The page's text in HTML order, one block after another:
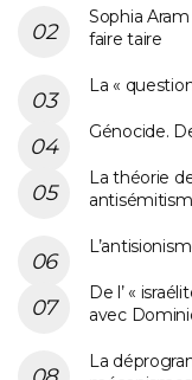
Sophia
faire taire
La «
Génocide.
La théorie
De l’ «
avec
La